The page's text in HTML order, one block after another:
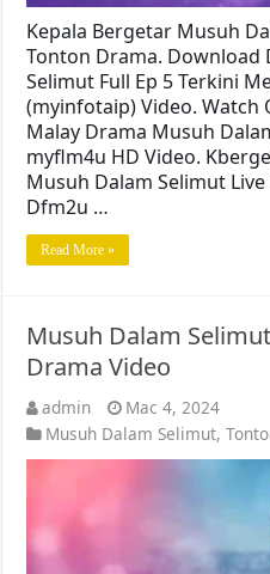
Kepala Bergetar Musuh
Tonton Drama. Download
Selimut Full Ep 5 Terkini
(myinfotaip) Video. Watch
Malay Drama Musuh
myflm4u HD Video.
Musuh Dalam Selimut
Dfm2u …
Read More »
Musuh Dalam
Drama Video
admin
Mac 4, 2024
Musuh Dalam Selimut,